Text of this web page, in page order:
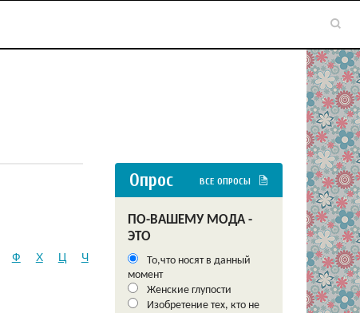
Ф Х Ц
Ч
Опрос ВСЕ ОПРОСЫ
ПО-ВАШЕМУ МОДА -
ЭТО
То,что носят в данный
момент
Женские глупости
Изобретение тех, кто не